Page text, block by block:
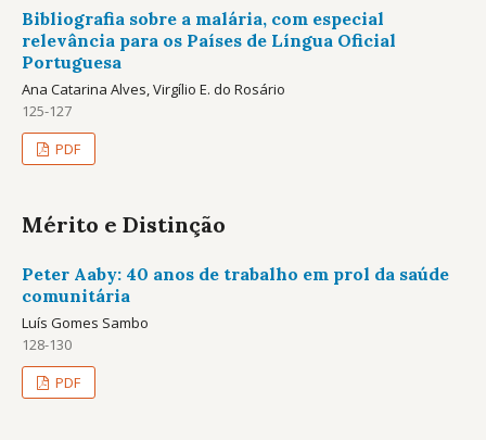
Bibliografia sobre a malária, com especial
relevância para os Países de Língua Oficial
Portuguesa
Ana Catarina Alves, Virgílio E. do Rosário
125-127
PDF
Mérito e Distinção
Peter Aaby: 40 anos de trabalho em prol da saúde
comunitária
Luís Gomes Sambo
128-130
PDF